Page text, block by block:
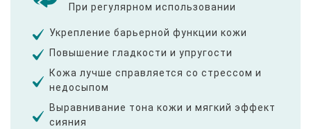
При регулярном использовании
Укрепление барьерной функции кожи
Повышение гладкости и упругости
Кожа лучше справляется со стрессом и
недосыпом
Выравнивание тона кожи и мягкий эффект
сияния